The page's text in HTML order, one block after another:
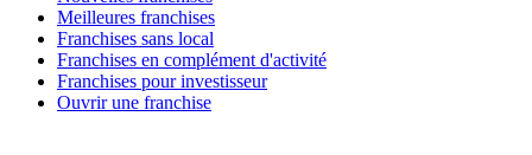
Meilleures franchises
Franchises sans local
Franchises en complément d'activité
Franchises pour investisseur
Ouvrir une franchise